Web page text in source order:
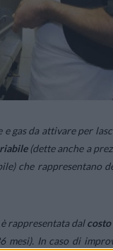
gas da attivare per
(dette anche a
che rappresentano
è rappresentata dal
mesi). In caso di